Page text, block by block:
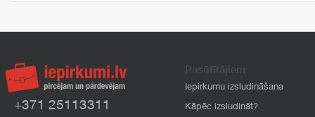
+371 25113311
Pasūtītājiem
Iepirkumu izsludināšana
Kāpēc izsludināt?